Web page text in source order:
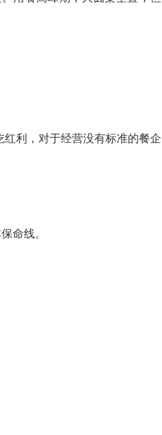
利，对于经营没有标准的餐企
命线。